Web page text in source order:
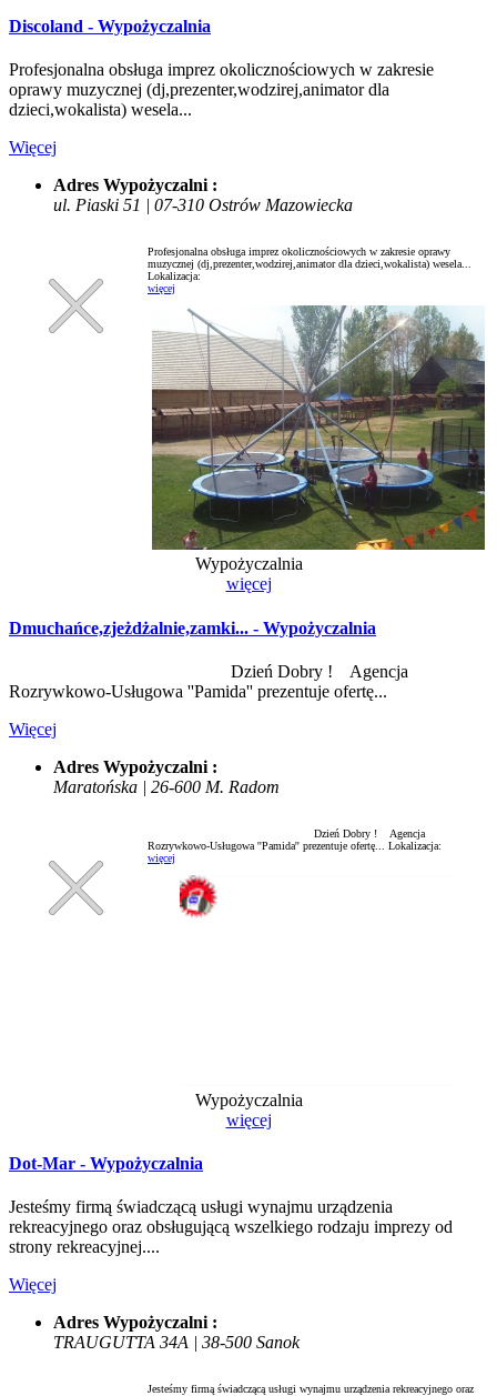
Discoland - Wypożyczalnia
Profesjonalna obsługa imprez okolicznościowych w zakresie
oprawy muzycznej (dj,prezenter,wodzirej,animator dla
dzieci,wokalista) wesela...
Więcej
Adres Wypożyczalni :
ul. Piaski 51 | 07-310 Ostrów Mazowiecka
Profesjonalna obsługa imprez okolicznościowych w zakresie oprawy
muzycznej (dj,prezenter,wodzirej,animator dla dzieci,wokalista) wesela...
Lokalizacja:
więcej
Wypożyczalnia
więcej
Dmuchańce,zjeżdżalnie,zamki... - Wypożyczalnia
Dzień Dobry ! Agencja
Rozrywkowo-Usługowa ''Pamida'' prezentuje ofertę...
Więcej
Adres Wypożyczalni :
Maratońska | 26-600 M. Radom
Dzień Dobry ! Agencja
Rozrywkowo-Usługowa ''Pamida'' prezentuje ofertę... Lokalizacja:
więcej
Wypożyczalnia
więcej
Dot-Mar - Wypożyczalnia
Jesteśmy firmą świadczącą usługi wynajmu urządzenia
rekreacyjnego oraz obsługującą wszelkiego rodzaju imprezy od
strony rekreacyjnej....
Więcej
Adres Wypożyczalni :
TRAUGUTTA 34A | 38-500 Sanok
Jesteśmy firmą świadczącą usługi wynajmu urządzenia rekreacyjnego oraz